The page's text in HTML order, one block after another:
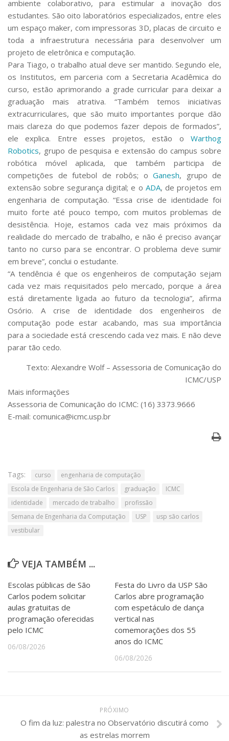
ambiente colaborativo, para estimular a inovação dos
estudantes. São oito laboratórios especializados, entre eles
um espaço maker, com impressoras 3D, placas de circuito e
toda a infraestrutura necessária para desenvolver um
projeto de eletrônica e computação.
Para Tiago, o trabalho atual deve ser mantido. Segundo ele,
os Institutos, em parceria com a Secretaria Acadêmica do
curso, estão aprimorando a grade curricular para deixar a
graduação mais atrativa. “Também temos iniciativas
extracurriculares, que são muito importantes porque dão
mais clareza do que podemos fazer depois de formados”,
ele explica. Entre esses projetos, estão o Warthog
Robotics, grupo de pesquisa e extensão do campus sobre
robótica móvel aplicada, que também participa de
competições de futebol de robôs; o Ganesh, grupo de
extensão sobre segurança digital; e o ADA, de projetos em
engenharia de computação. “Essa crise de identidade foi
muito forte até pouco tempo, com muitos problemas de
desistência. Hoje, estamos cada vez mais próximos da
realidade do mercado de trabalho, e não é preciso avançar
tanto no curso para se encontrar. O problema deve sumir
em breve”, conclui o estudante.
“A tendência é que os engenheiros de computação sejam
cada vez mais requisitados pelo mercado, porque a área
está diretamente ligada ao futuro da tecnologia”, afirma
Osório. A crise de identidade dos engenheiros de
computação pode estar acabando, mas sua importância
para a sociedade está crescendo cada vez mais. E não deve
parar tão cedo.
Texto: Alexandre Wolf – Assessoria de Comunicação do
ICMC/USP
Mais informações
Assessoria de Comunicação do ICMC: (16) 3373.9666
E-mail: comunica@icmc.usp.br
Tags: curso
engenharia de computação
Escola de Engenharia de São Carlos
graduação
ICMC
identidade
mercado de trabalho
profissão
Semana de Engenharia da Computação
USP
usp são carlos
vestibular
VEJA TAMBÉM ...
Escolas públicas de São
Carlos podem solicitar
aulas gratuitas de
programação oferecidas
pelo ICMC
06/08/2026
Festa do Livro da USP São
Carlos abre programação
com espetáculo de dança
vertical nas
comemorações dos 55
anos do ICMC
06/08/2026
PRÓXIMO
O fim da luz: palestra no Observatório discutirá como
as estrelas morrem